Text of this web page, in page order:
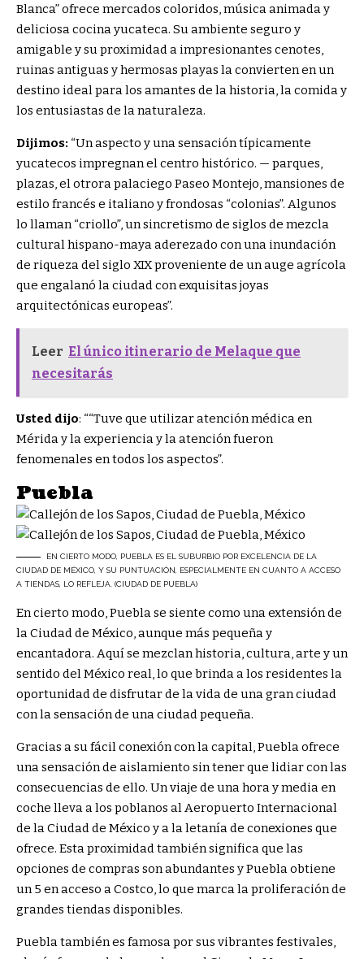
Blanca” ofrece mercados coloridos, música animada y
deliciosa cocina yucateca. Su ambiente seguro y
amigable y su proximidad a impresionantes cenotes,
ruinas antiguas y hermosas playas la convierten en un
destino ideal para los amantes de la historia, la comida y
los entusiastas de la naturaleza.
Dijimos: “Un aspecto y una sensación típicamente
yucatecos impregnan el centro histórico. — parques,
plazas, el otrora palaciego Paseo Montejo, mansiones de
estilo francés e italiano y frondosas “colonias”. Algunos
lo llaman “criollo”, un sincretismo de siglos de mezcla
cultural hispano-maya aderezado con una inundación
de riqueza del siglo XIX proveniente de un auge agrícola
que engalanó la ciudad con exquisitas joyas
arquitectónicas europeas”.
Leer El único itinerario de Melaque que
necesitarás
Usted dijo: ““Tuve que utilizar atención médica en
Mérida y la experiencia y la atención fueron
fenomenales en todos los aspectos”.
Puebla
EN CIERTO MODO, PUEBLA ES EL SUBURBIO POR EXCELENCIA DE LA
CIUDAD DE MÉXICO, Y SU PUNTUACIÓN, ESPECIALMENTE EN CUANTO A ACCESO
A TIENDAS, LO REFLEJA. (CIUDAD DE PUEBLA)
En cierto modo, Puebla se siente como una extensión de
la Ciudad de México, aunque más pequeña y
encantadora. Aquí se mezclan historia, cultura, arte y un
sentido del México real, lo que brinda a los residentes la
oportunidad de disfrutar de la vida de una gran ciudad
con la sensación de una ciudad pequeña.
Gracias a su fácil conexión con la capital, Puebla ofrece
una sensación de aislamiento sin tener que lidiar con las
consecuencias de ello. Un viaje de una hora y media en
coche lleva a los poblanos al Aeropuerto Internacional
de la Ciudad de México y a la letanía de conexiones que
ofrece. Esta proximidad también significa que las
opciones de compras son abundantes y Puebla obtiene
un 5 en acceso a Costco, lo que marca la proliferación de
grandes tiendas disponibles.
Puebla también es famosa por sus vibrantes festivales,